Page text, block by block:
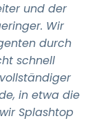
und der
Wir
durch
schnell
in etwa die
Splashtop